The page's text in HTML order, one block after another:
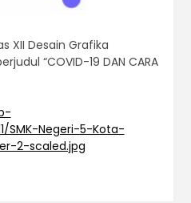
XII Desain Grafika
“COVID-19 DAN CARA
SMK-Negeri-5-Kota-
2-scaled.jpg